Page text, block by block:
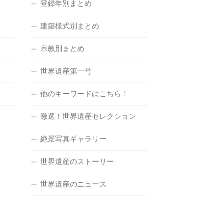
登録年別まとめ
建築様式別まとめ
宗教別まとめ
世界遺産第一号
他のキーワードはこちら！
激選！世界遺産セレクション
絶景写真ギャラリー
世界遺産のストーリー
世界遺産のニュース